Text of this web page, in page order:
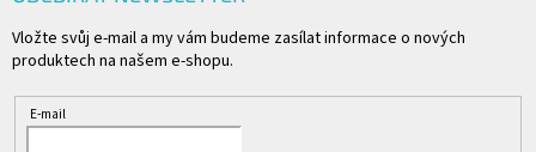
Vložte svůj e-mail a my vám budeme zasílat informace o nových
produktech na našem e-shopu.
E-mail